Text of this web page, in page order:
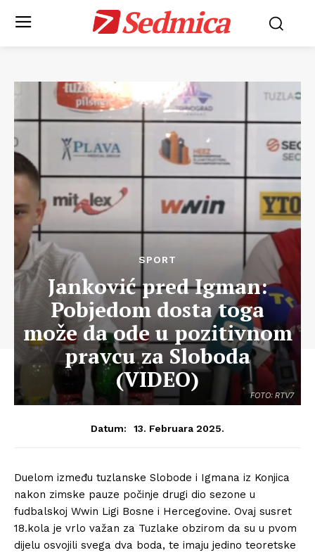
Sedmica
FOTO: RTV7
SPORT
Janković pred Igman:
Pobjedom dosta toga
može da ode u pozitivnom
pravcu za Sloboda
(VIDEO)
Datum: 13. Februara 2025.
Duelom između tuzlanske Slobode i Igmana iz Konjica
nakon zimske pauze počinje drugi dio sezone u
fudbalskoj Wwin Ligi Bosne i Hercegovine. Ovaj susret
18.kola je vrlo važan za Tuzlake obzirom da su u pvom
dijelu osvojili svega dva boda, te imaju jedino teoretske